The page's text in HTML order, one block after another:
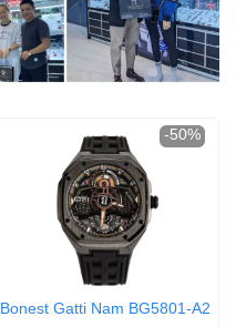
Bonest Gatti Nam BG5801-A2
-50%